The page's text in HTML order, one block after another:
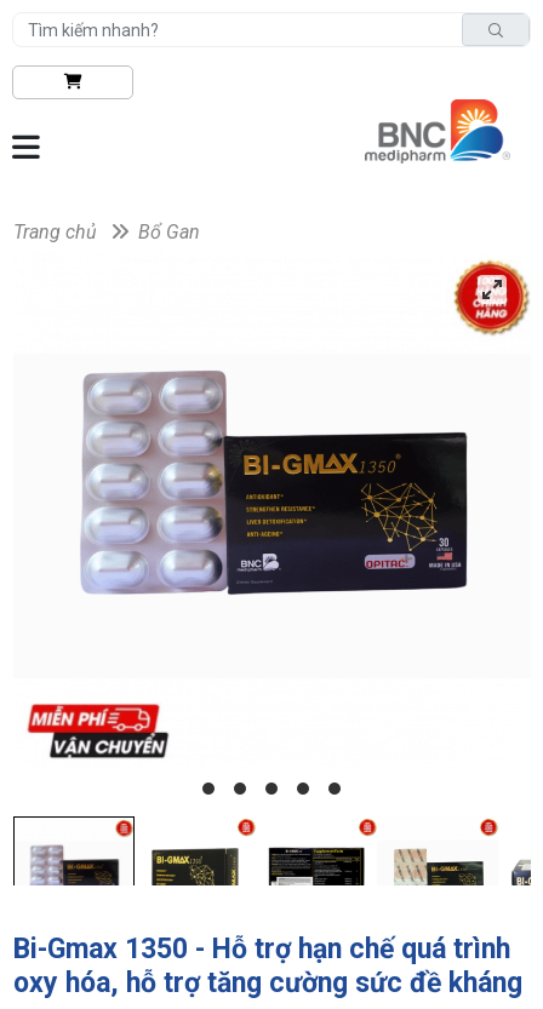
Trang chủ Bổ Gan
Bi-Gmax 1350 - Hỗ trợ hạn chế quá trình
oxy hóa, hỗ trợ tăng cường sức đề kháng